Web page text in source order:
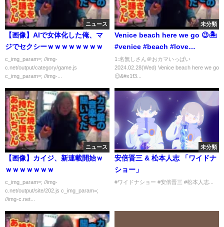
ニュース
【画像】AIで女体化した俺、マ
ジでセクシーｗｗｗｗｗｗｗｗ
c_img_param=; //img-
c.net/output/category/game.js
c_img_param=; //img-...
未分類
Venice beach here we go 😉🏝️
#venice #beach #love
#wonderful #gay
1:名無しさん＠おカマいっぱい
2024.02.28(Wed) Venice beach here we go
😉&#x1f3...
ニュース
【画像】カイジ、新連載開始ｗ
ｗｗｗｗｗｗｗ
c_img_param=; //img-
c.net/output/site/202.js c_img_param=;
//img-c.net...
未分類
安倍晋三 & 松本人志 「ワイドナ
ショー」
#ワイドナショー #安倍晋三 #松本人志...